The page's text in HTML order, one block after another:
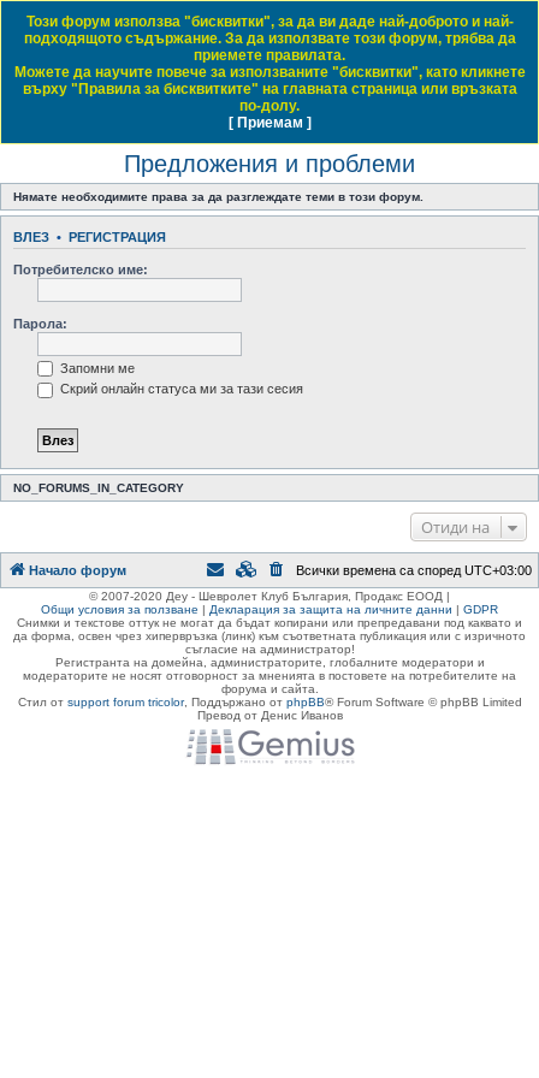
Daewoo & Chevrolet Club Bulgaria
ЧЗВ Правила на форума Влез
Регистрация
Начало форум Деу-Шевролет Клуб България
с
е
Виж активните теми
Предложения и проблеми
Нямате необходимите права за да разглеждате теми в този форум.
ВЛЕЗ • РЕГИСТРАЦИЯ
Потребителско име:
Парола:
Запомни ме
Скрий онлайн статуса ми за тази сесия
NO_FORUMS_IN_CATEGORY
Отиди на
Този форум използва "бисквитки", за да ви даде най-доброто и най-
подходящото съдържание. За да използвате този форум, трябва да
приемете правилата.
Можете да научите повече за използваните "бисквитки", като кликнете
върху "Правила за бисквитките" на главната страница или връзката
по-долу.
[ Приемам ]
Начало форум Всички времена са според UTC+03:00
© 2007-2020 Деу - Шевролет Клуб България, Продакс ЕООД |
Общи условия за ползване | Декларация за защита на личните данни | GDPR
Снимки и текстове оттук не могат да бъдат копирани или препредавани под каквато и
да форма, освен чрез хипервръзка (линк) към съответната публикация или с изричното
съгласие на администратор!
Регистранта на домейна, администраторите, глобалните модератори и
модераторите не носят отговорност за мненията в постовете на потребителите на
форума и сайта.
Стил от support forum tricolor, Поддържано от phpBB® Forum Software © phpBB Limited
Превод от Денис Иванов